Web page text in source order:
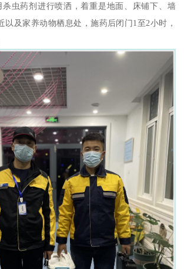
杀虫药剂进行喷洒，着重是地面、床铺下、墙
以及家养动物栖息处，施药后闭门1至2小时，